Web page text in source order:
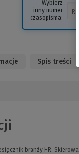
Wybierz
inny numer
czasopisma:
Spis treści
branży HR.